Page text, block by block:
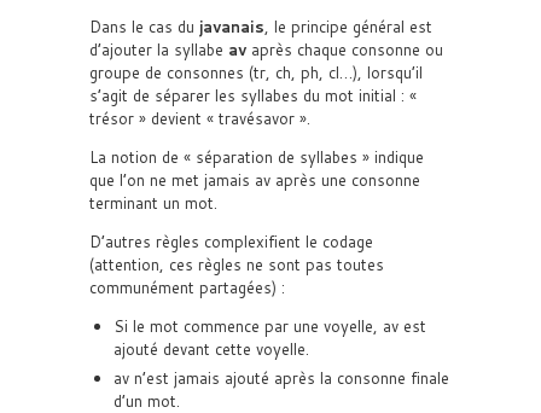
Dans le cas du javanais, le principe général est
d’ajouter la syllabe av après chaque consonne ou
groupe de consonnes (tr, ch, ph, cl…), lorsqu’il
s’agit de séparer les syllabes du mot initial : «
trésor » devient « travésavor ».
La notion de « séparation de syllabes » indique
que l’on ne met jamais av après une consonne
terminant un mot.
D’autres règles complexifient le codage
(attention, ces règles ne sont pas toutes
communément partagées) :
Si le mot commence par une voyelle, av est
ajouté devant cette voyelle.
av n’est jamais ajouté après la consonne finale
d’un mot.